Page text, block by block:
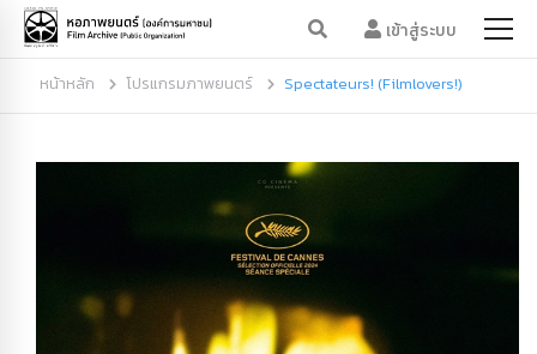
เข้าสู่ระบบ
หน้าหลัก โปรแกรมภาพยนตร์ Spectateurs! (Filmlovers!)